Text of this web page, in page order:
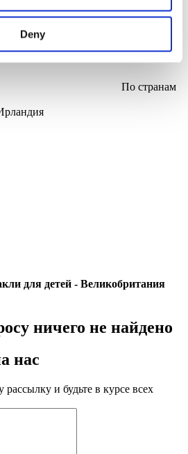
Deny
По странам
для детей - Великобритания
ничего не найдено
нас
и будьте в курсе всех